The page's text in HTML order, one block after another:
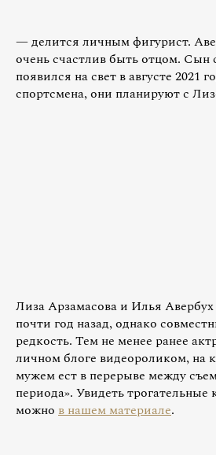
— делится личным фигурист.
очень счастлив быть отцом. Сын
появился на свет в августе 2021
спортсмена, они планируют с
Лиза Арзамасова и Илья
почти год назад, однако
редкость. Тем не менее ранее
личном блоге видеороликом, на
мужем ест в перерыве между
периода». Увидеть трогательные
можно в нашем материале.